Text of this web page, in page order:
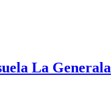
La Generala